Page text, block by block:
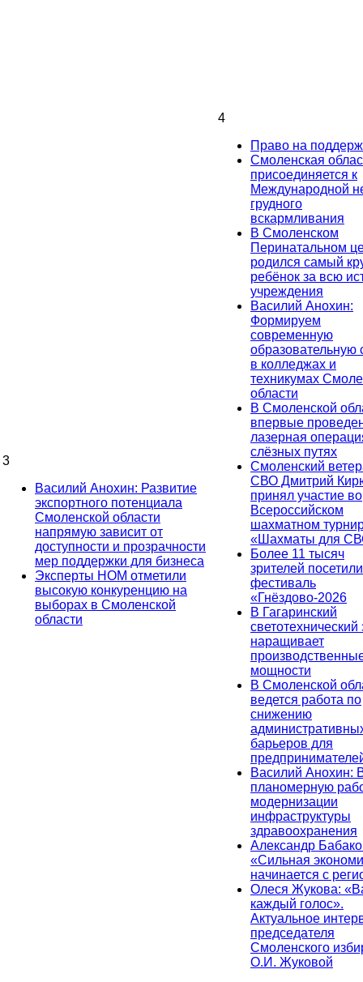
3
Василий Анохин: Развитие
экспортного потенциала
Смоленской области
напрямую зависит от
доступности и прозрачности
мер поддержки для бизнеса
Эксперты НОМ отметили
высокую конкуренцию на
выборах в Смоленской
области
4
Право на
Смоленская
присоединяется к
Международной
грудного
вскармливания
В Смоленском
Перинатальном
родился самый
ребёнок за всю
учреждения
Василий Анохин:
Формируем
современную
образовательную
в колледжах и
техникумах
области
В Смоленской
впервые
лазерная
слёзных путях
Смоленский
СВО Дмитрий
принял участие во
Всероссийском
шахматном
«Шахматы для
Более 11 тысяч
зрителей посетили
фестиваль
«Гнёздово-2026
В Гагаринский
светотехнический
наращивает
мощности
В Смоленской
ведется работа по
снижению
барьеров для
Василий Анохин:
планомерную
модернизации
инфраструктуры
здравоохранения
Александр
«Сильная
начинается с
Олеся Жукова:
каждый голос».
Актуальное
председателя
Смоленского
О.И. Жуковой